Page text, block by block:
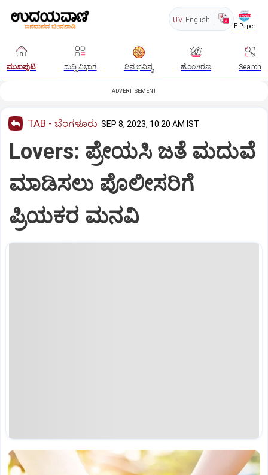
UV English
E-Paper
ಮುಖಪುಟ ಸುದ್ದಿ ವಿಭಾಗ ದಿನ ಭವಿಷ್ಯ ಹೊಂಗಿರಣ Search
ADVERTISEMENT
TAB - ಬೆಂಗಳೂರು SEP 8, 2023, 10:20 AM IST
Lovers: ಪ್ರೇಯಸಿ ಜತೆ ಮದುವೆ
ಮಾಡಿಸಲು ಪೊಲೀಸರಿಗೆ
ಪ್ರಿಯಕರ ಮನವಿ